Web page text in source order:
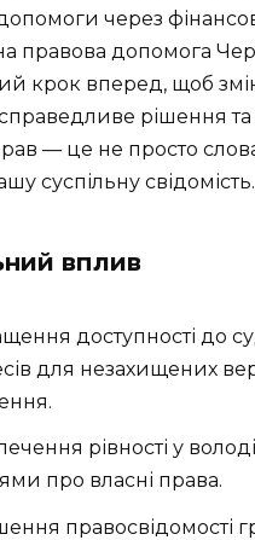
через
правова допомога
крок вперед, щоб
рішення та
— це не просто
суспільну свідомість.
вплив
доступності до
для незахищених
рівності у
про власні права.
правосвідомості